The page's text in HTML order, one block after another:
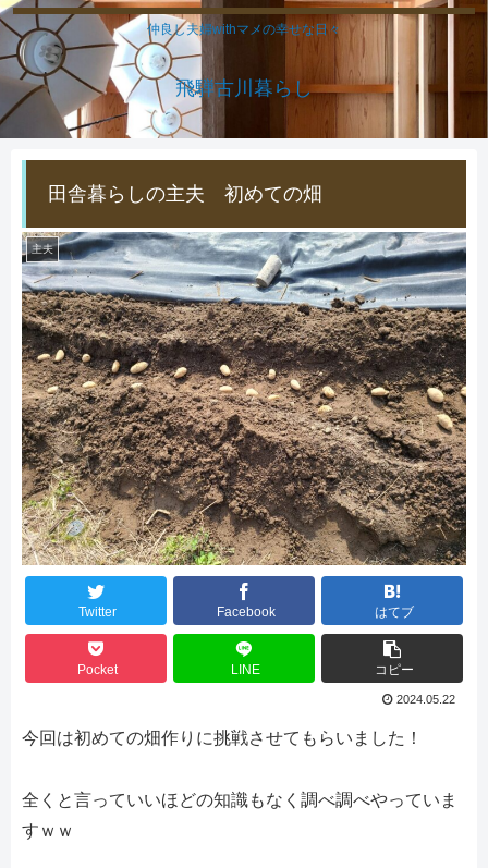
仲良し夫婦withマメの幸せな日々
飛騨古川暮らし
田舎暮らしの主夫 初めての畑
主夫
Twitter Facebook はてブ
Pocket LINE コピー
2024.05.22
今回は初めての畑作りに挑戦させてもらいました！
全くと言っていいほどの知識もなく調べ調べやっていま
すｗｗ